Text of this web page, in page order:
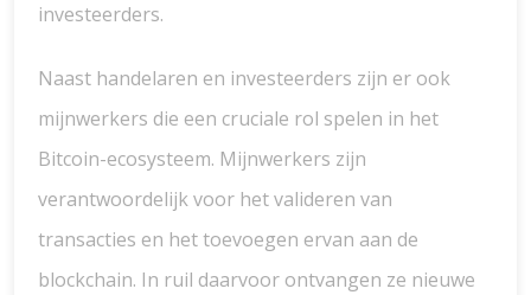
investeerders.
Naast handelaren en investeerders zijn er ook
mijnwerkers die een cruciale rol spelen in het
Bitcoin-ecosysteem. Mijnwerkers zijn
verantwoordelijk voor het valideren van
transacties en het toevoegen ervan aan de
blockchain. In ruil daarvoor ontvangen ze nieuwe